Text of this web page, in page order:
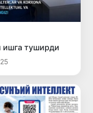
ишга туширди